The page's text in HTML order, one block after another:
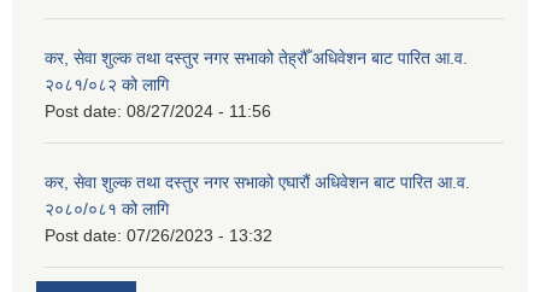
कर, सेवा शुल्क तथा दस्तुर नगर सभाको तेह्रौँ अधिवेशन बाट पारित आ.व.
२०८१/०८२ को लागि
Post date: 08/27/2024 - 11:56
कर, सेवा शुल्क तथा दस्तुर नगर सभाको एघारौं अधिवेशन बाट पारित आ.व.
२०८०/०८१ को लागि
Post date: 07/26/2023 - 13:32